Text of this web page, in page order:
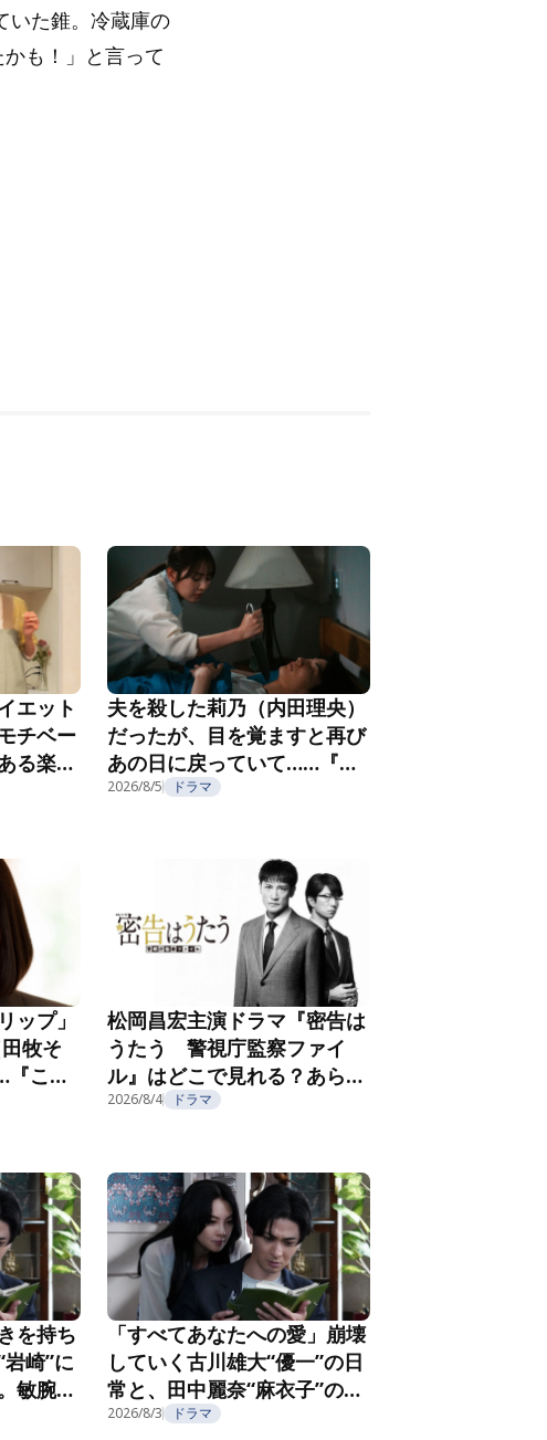
いた錐。冷蔵庫の
も！」と言って
エット
チベー
る楽し
フフ
夫を殺した莉乃（内田理央）
だったが、目を覚ますと再び
あの日に戻っていて……『夫
を殺したはずなのに』第2話
2026/8/5 ドラマ
ップ」
牧そ
ここ
松岡昌宏主演ドラマ『密告は
うたう 警視庁監察ファイ
ル』はどこで見れる？あらす
じ・キャスト・配信視聴方法
2026/8/4 ドラマ
を持ち
崎”に
敏腕社
なる
「すべてあなたへの愛」崩壊
していく古川雄大“優一”の日
常と、田中麗奈“麻衣子”の不
気味な微笑み『親愛なる夫へ
2026/8/3 ドラマ